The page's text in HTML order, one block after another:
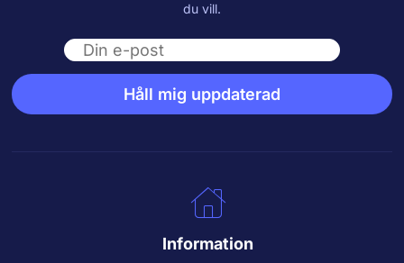
du vill.
Email
Håll mig uppdaterad
Information